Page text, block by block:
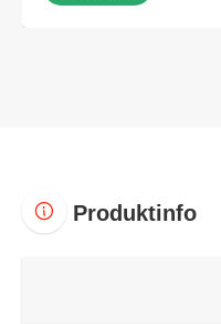
Produktinfo